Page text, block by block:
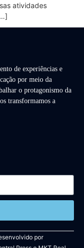
atividades
de experiências e
por meio da
o protagonismo da
transformamos a
por